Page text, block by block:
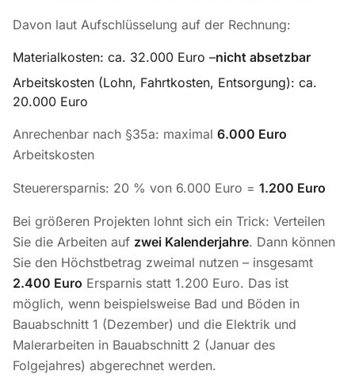
Davon laut Aufschlüsselung auf der Rechnung:
Materialkosten: ca. 32.000 Euro –nicht absetzbar
Arbeitskosten (Lohn, Fahrtkosten, Entsorgung): ca.
20.000 Euro
Anrechenbar nach §35a: maximal 6.000 Euro
Arbeitskosten
Steuerersparnis: 20 % von 6.000 Euro = 1.200 Euro
Bei größeren Projekten lohnt sich ein Trick: Verteilen
Sie die Arbeiten auf zwei Kalenderjahre. Dann können
Sie den Höchstbetrag zweimal nutzen – insgesamt
2.400 Euro Ersparnis statt 1.200 Euro. Das ist
möglich, wenn beispielsweise Bad und Böden in
Bauabschnitt 1 (Dezember) und die Elektrik und
Malerarbeiten in Bauabschnitt 2 (Januar des
Folgejahres) abgerechnet werden.